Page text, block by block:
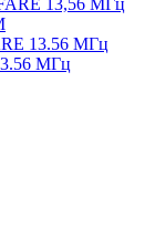
13,56 МГц
13.56 МГц
МГц